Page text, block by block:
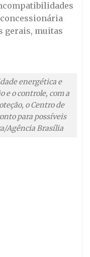
gerais, muitas
energética e
e o controle, com a
o Centro de
para possíveis
Agência Brasília